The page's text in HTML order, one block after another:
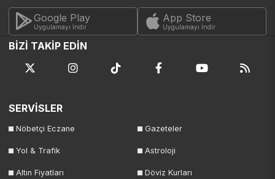
Google Play
Uygulamayı İndir
App Store
Uygulamayı İndir
BİZİ TAKİP EDİN
SERVİSLER
Nöbetçi Eczane Gazeteler
Yol & Trafik Astroloji
Altın Fiyatları Döviz Kurları